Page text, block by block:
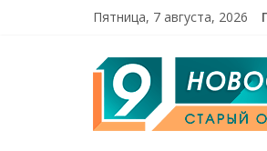
Пятница, 7 августа, 2026
9
Канал